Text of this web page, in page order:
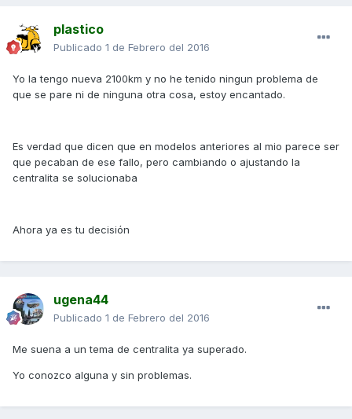
plastico
Publicado 1 de Febrero del 2016
Yo la tengo nueva 2100km y no he tenido ningun problema de
que se pare ni de ninguna otra cosa, estoy encantado.
Es verdad que dicen que en modelos anteriores al mio parece ser
que pecaban de ese fallo, pero cambiando o ajustando la
centralita se solucionaba
Ahora ya es tu decisión
ugena44
Publicado 1 de Febrero del 2016
Me suena a un tema de centralita ya superado.
Yo conozco alguna y sin problemas.